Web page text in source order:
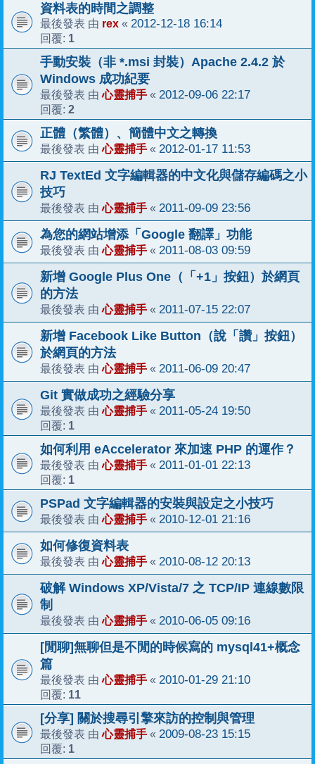
資料表的時間之調整
最後發表 由 rex « 2012-12-18 16:14
回覆: 1
手動安裝（非 *.msi 封裝）Apache 2.4.2 於
Windows 成功紀要
最後發表 由心靈捕手 « 2012-09-06 22:17
回覆: 2
正體（繁體）、簡體中文之轉換
最後發表 由心靈捕手 « 2012-01-17 11:53
RJ TextEd 文字編輯器的中文化與儲存編碼之小
技巧
最後發表 由心靈捕手 « 2011-09-09 23:56
為您的網站增添「Google 翻譯」功能
最後發表 由心靈捕手 « 2011-08-03 09:59
新增 Google Plus One（「+1」按鈕）於網頁
的方法
最後發表 由心靈捕手 « 2011-07-15 22:07
新增 Facebook Like Button（說「讚」按鈕）
於網頁的方法
最後發表 由心靈捕手 « 2011-06-09 20:47
Git 實做成功之經驗分享
最後發表 由心靈捕手 « 2011-05-24 19:50
回覆: 1
如何利用 eAccelerator 來加速 PHP 的運作？
最後發表 由心靈捕手 « 2011-01-01 22:13
回覆: 1
PSPad 文字編輯器的安裝與設定之小技巧
最後發表 由心靈捕手 « 2010-12-01 21:16
如何修復資料表
最後發表 由心靈捕手 « 2010-08-12 20:13
破解 Windows XP/Vista/7 之 TCP/IP 連線數限
制
最後發表 由心靈捕手 « 2010-06-05 09:16
[閒聊]無聊但是不閒的時候寫的 mysql41+概念
篇
最後發表 由心靈捕手 « 2010-01-29 21:10
回覆: 11
[分享] 關於搜尋引擎來訪的控制與管理
最後發表 由心靈捕手 « 2009-08-23 15:15
回覆: 1